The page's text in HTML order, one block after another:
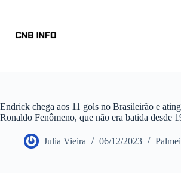
Endrick chega aos 11 gols no Brasileirão e
Ronaldo Fenômeno, que não era batida desde
Julia Vieira 06/12/2023